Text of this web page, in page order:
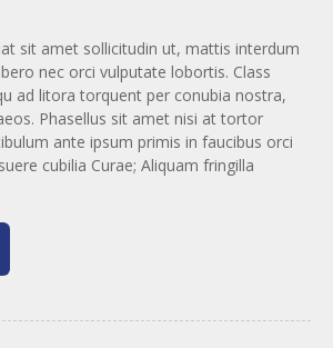
sit amet sollicitudin ut, mattis interdum
nec orci vulputate lobortis. Class
ad litora torquent per conubia nostra,
Phasellus sit amet nisi at tortor
ante ipsum primis in faucibus orci
cubilia Curae; Aliquam fringilla